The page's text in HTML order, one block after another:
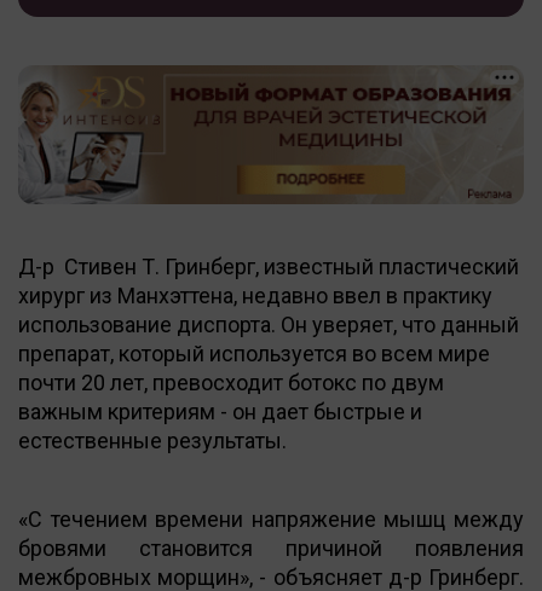
Д-р Стивен Т. Гринберг, известный пластический
хирург из Манхэттена, недавно ввел в практику
использование диспорта. Он уверяет, что данный
препарат, который используется во всем мире
почти 20 лет, превосходит ботокс по двум
важным критериям - он дает быстрые и
естественные результаты.
«С течением времени напряжение мышц между
бровями становится причиной появления
межбровных морщин», - объясняет д-р Гринберг.